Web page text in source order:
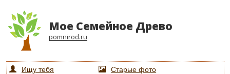
Мое Семейное Древо
pomnirod.ru
Ищу тебя
Старые фото